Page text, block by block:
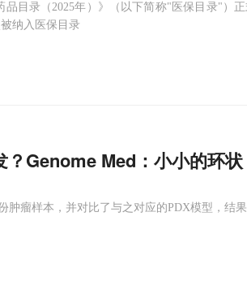
品目录（2025年）》（以下简称"医保目录"）
纳入医保目录
Genome Med：小小的环状
肿瘤样本，并对比了与之对应的PDX模型，结